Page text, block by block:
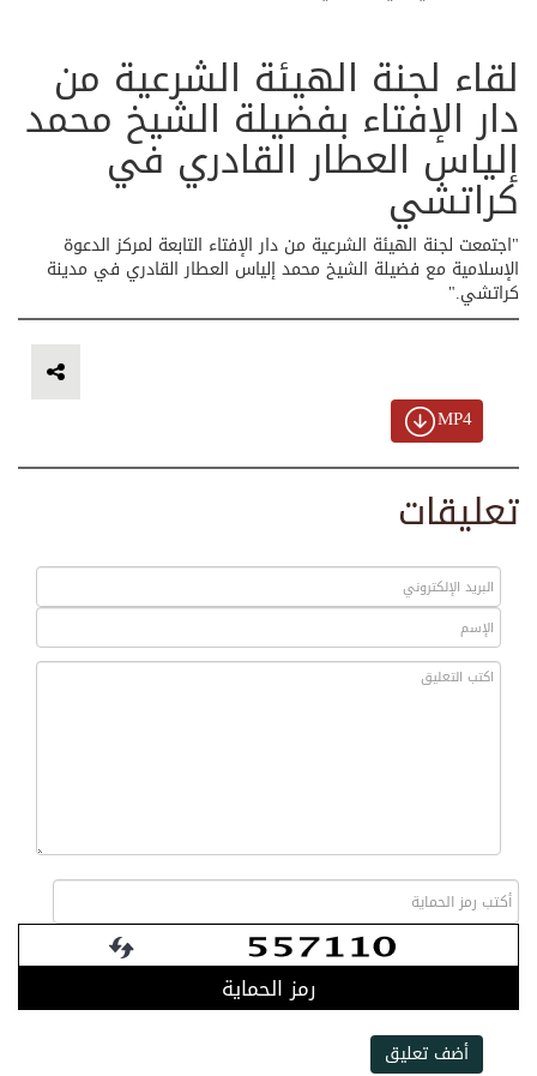
لقاء لجنة الهيئة الشرعية من
دار الإفتاء بفضيلة الشيخ محمد
إلياس العطار القادري في
كراتشي
"اجتمعت لجنة الهيئة الشرعية من دار الإفتاء التابعة لمركز الدعوة
الإسلامية مع فضيلة الشيخ محمد إلياس العطار القادري في مدينة
كراتشي."
MP4
تعليقات
رمز الحماية
أضف تعليق